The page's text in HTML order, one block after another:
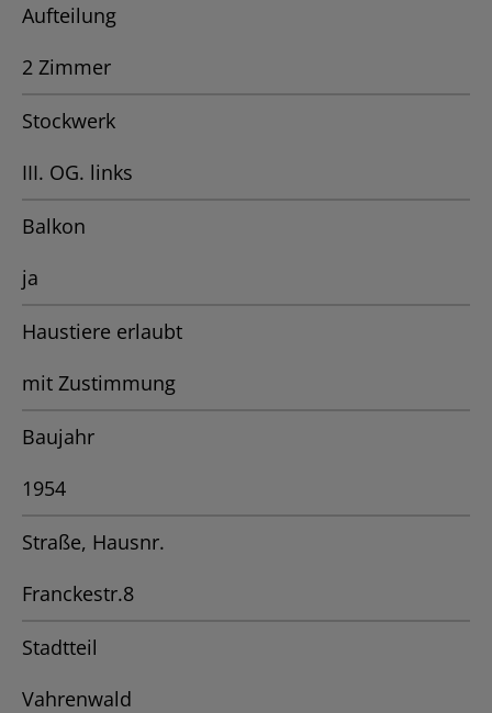
Aufteilung
2 Zimmer
Stockwerk
III. OG. links
Balkon
ja
Haustiere erlaubt
mit Zustimmung
Baujahr
1954
Straße, Hausnr.
Franckestr.8
Stadtteil
Vahrenwald